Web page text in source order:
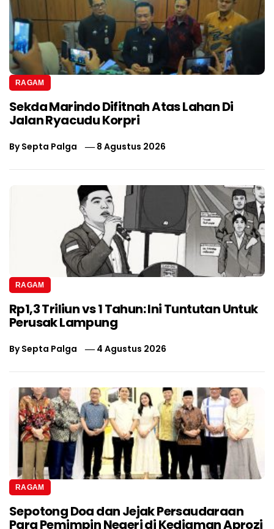
RAGAM
Sekda Marindo Difitnah Atas Lahan Di
Jalan Ryacudu Korpri
BySepta Palga 8 Agustus 2026
RAGAM
Rp1,3 Triliun vs 1 Tahun: Ini Tuntutan Untuk
Perusak Lampung
BySepta Palga 4 Agustus 2026
RAGAM
Sepotong Doa dan Jejak Persaudaraan
Para Pemimpin Negeri di Kediaman Aprozi